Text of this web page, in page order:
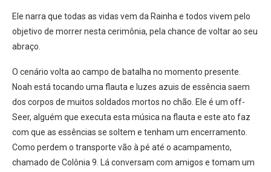
Ele narra que todas as vidas vem da Rainha e todos vivem pelo
objetivo de morrer nesta cerimônia, pela chance de voltar ao seu
abraço.
O cenário volta ao campo de batalha no momento presente.
Noah está tocando uma flauta e luzes azuis de essência saem
dos corpos de muitos soldados mortos no chão. Ele é um off-
Seer, alguém que executa esta música na flauta e este ato faz
com que as essências se soltem e tenham um encerramento.
Como perdem o transporte vão à pé até o acampamento,
chamado de Colônia 9. Lá conversam com amigos e tomam um